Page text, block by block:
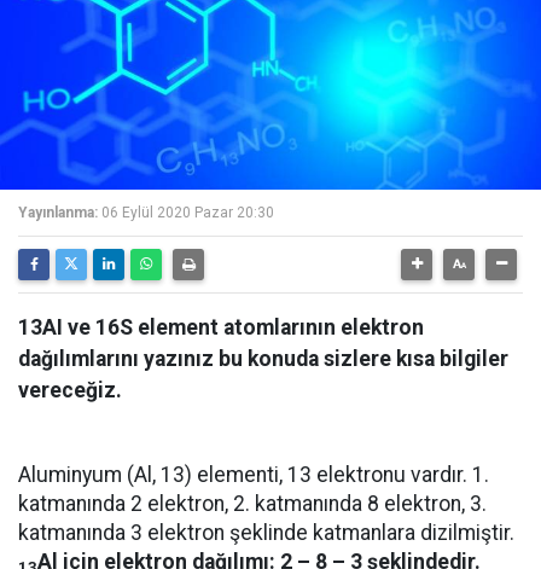
Yayınlanma: 06 Eylül 2020 Pazar 20:30
13AI ve 16S element atomlarının elektron
dağılımlarını yazınız bu konuda sizlere kısa bilgiler
vereceğiz.
Aluminyum (Al, 13) elementi, 13 elektronu vardır. 1.
katmanında 2 elektron, 2. katmanında 8 elektron, 3.
katmanında 3 elektron şeklinde katmanlara dizilmiştir.
Al için elektron dağılımı: 2 – 8 – 3 şeklindedir.